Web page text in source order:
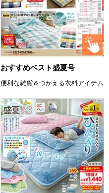
おすすめベスト盛夏号
便利な雑貨＆つかえる衣料アイテム